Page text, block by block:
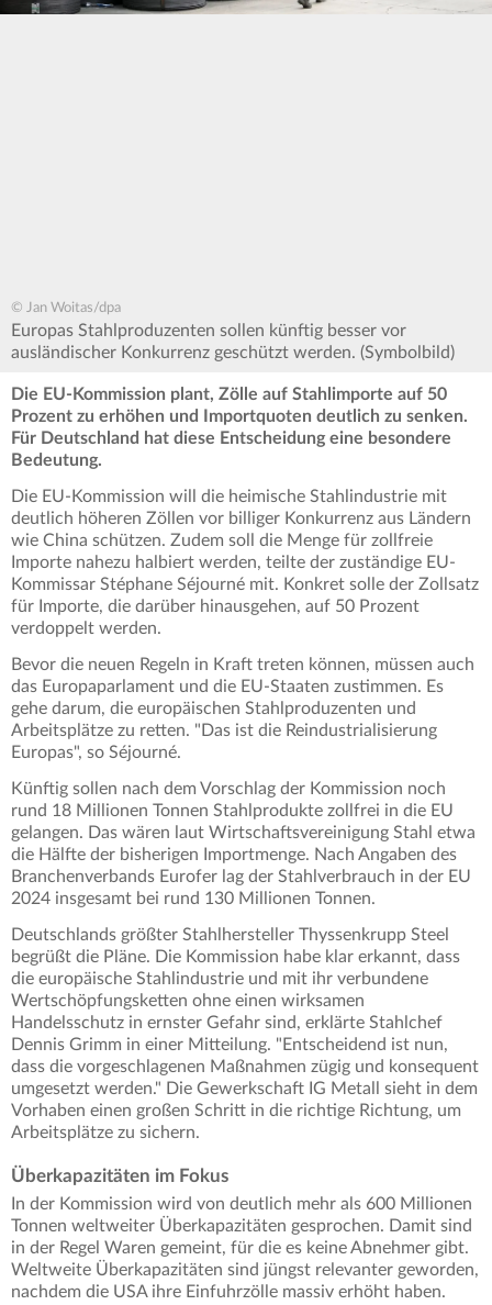
© Jan Woitas/dpa
Europas Stahlproduzenten sollen künftig besser vor
ausländischer Konkurrenz geschützt werden. (Symbolbild)
Die EU-Kommission plant, Zölle auf Stahlimporte auf 50
Prozent zu erhöhen und Importquoten deutlich zu senken.
Für Deutschland hat diese Entscheidung eine besondere
Bedeutung.
Die EU-Kommission will die heimische Stahlindustrie mit
deutlich höheren Zöllen vor billiger Konkurrenz aus Ländern
wie China schützen. Zudem soll die Menge für zollfreie
Importe nahezu halbiert werden, teilte der zuständige EU-
Kommissar Stéphane Séjourné mit. Konkret solle der Zollsatz
für Importe, die darüber hinausgehen, auf 50 Prozent
verdoppelt werden.
Bevor die neuen Regeln in Kraft treten können, müssen auch
das Europaparlament und die EU-Staaten zustimmen. Es
gehe darum, die europäischen Stahlproduzenten und
Arbeitsplätze zu retten. "Das ist die Reindustrialisierung
Europas", so Séjourné.
Künftig sollen nach dem Vorschlag der Kommission noch
rund 18 Millionen Tonnen Stahlprodukte zollfrei in die EU
gelangen. Das wären laut Wirtschaftsvereinigung Stahl etwa
die Hälfte der bisherigen Importmenge. Nach Angaben des
Branchenverbands Eurofer lag der Stahlverbrauch in der EU
2024 insgesamt bei rund 130 Millionen Tonnen.
Deutschlands größter Stahlhersteller Thyssenkrupp Steel
begrüßt die Pläne. Die Kommission habe klar erkannt, dass
die europäische Stahlindustrie und mit ihr verbundene
Wertschöpfungsketten ohne einen wirksamen
Handelsschutz in ernster Gefahr sind, erklärte Stahlchef
Dennis Grimm in einer Mitteilung. "Entscheidend ist nun,
dass die vorgeschlagenen Maßnahmen zügig und konsequent
umgesetzt werden." Die Gewerkschaft IG Metall sieht in dem
Vorhaben einen großen Schritt in die richtige Richtung, um
Arbeitsplätze zu sichern.
Überkapazitäten im Fokus
In der Kommission wird von deutlich mehr als 600 Millionen
Tonnen weltweiter Überkapazitäten gesprochen. Damit sind
in der Regel Waren gemeint, für die es keine Abnehmer gibt.
Weltweite Überkapazitäten sind jüngst relevanter geworden,
nachdem die USA ihre Einfuhrzölle massiv erhöht haben.